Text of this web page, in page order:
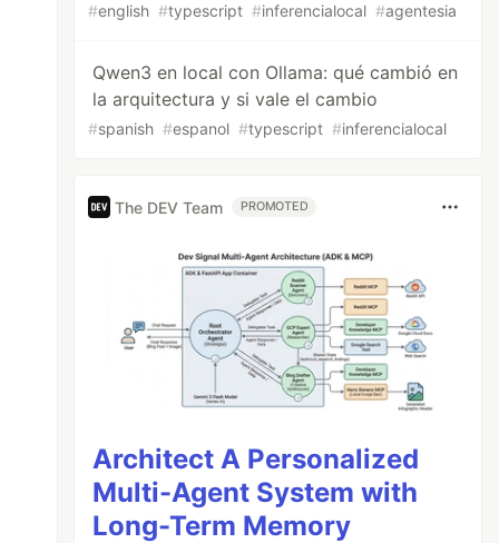
#english #typescript #inferencialocal #agentesia
Qwen3 en local con Ollama: qué cambió en
la arquitectura y si vale el cambio
#spanish #espanol #typescript #inferencialocal
The DEV Team PROMOTED
Architect A Personalized
Multi-Agent System with
Long-Term Memory